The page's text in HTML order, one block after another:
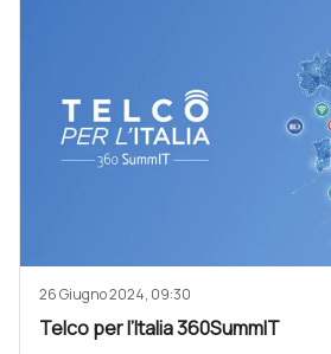
26 Giugno 2024, 09:30
Telco per l’Italia 360SummIT